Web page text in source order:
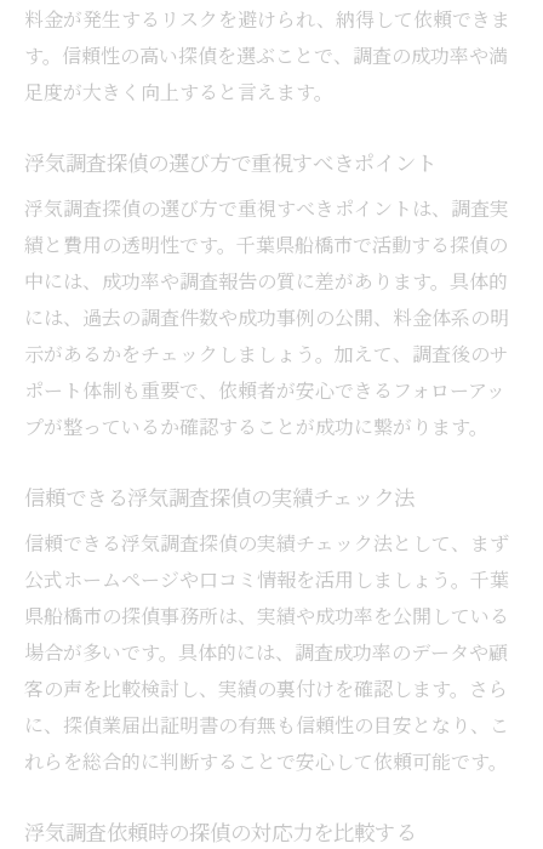
料金が発生するリスクを避けられ、納得して依頼できま
す。信頼性の高い探偵を選ぶことで、調査の成功率や満
足度が大きく向上すると言えます。
浮気調査探偵の選び方で重視すべきポイント
浮気調査探偵の選び方で重視すべきポイントは、調査実
績と費用の透明性です。千葉県船橋市で活動する探偵の
中には、成功率や調査報告の質に差があります。具体的
には、過去の調査件数や成功事例の公開、料金体系の明
示があるかをチェックしましょう。加えて、調査後のサ
ポート体制も重要で、依頼者が安心できるフォローアッ
プが整っているか確認することが成功に繋がります。
信頼できる浮気調査探偵の実績チェック法
信頼できる浮気調査探偵の実績チェック法として、まず
公式ホームページや口コミ情報を活用しましょう。千葉
県船橋市の探偵事務所は、実績や成功率を公開している
場合が多いです。具体的には、調査成功率のデータや顧
客の声を比較検討し、実績の裏付けを確認します。さら
に、探偵業届出証明書の有無も信頼性の目安となり、こ
れらを総合的に判断することで安心して依頼可能です。
浮気調査依頼時の探偵の対応力を比較する